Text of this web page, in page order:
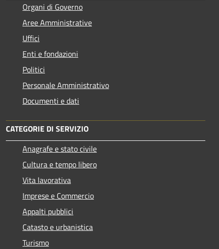
Organi di Governo
Aree Amministrative
Uffici
Enti e fondazioni
Politici
Personale Amministrativo
Documenti e dati
CATEGORIE DI SERVIZIO
Anagrafe e stato civile
Cultura e tempo libero
Vita lavorativa
Imprese e Commercio
Appalti pubblici
Catasto e urbanistica
Turismo